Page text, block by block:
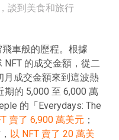
談到美食和旅行
車般的歷程。根據
NFT 的成交金額，從二
月成交金額來到這波熱
期的 5,000 至 6,000 萬
的「Everydays: The
賣了 6,900 萬美元 ；
以 NFT 賣了 20 萬美